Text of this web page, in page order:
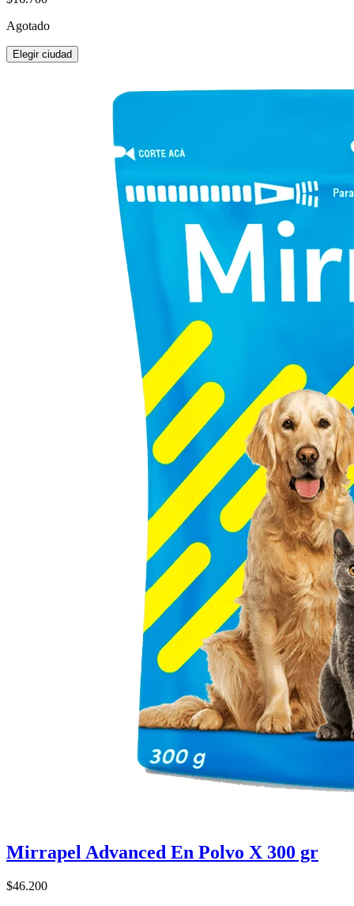
Agotado
Elegir ciudad
Mirrapel Advanced En Polvo X 300 gr
$46.200